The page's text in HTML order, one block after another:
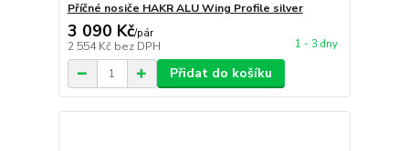
Příčné nosiče HAKR ALU Wing Profile silver
3 090 Kč/pár
2 554 Kč bez DPH 1 - 3 dny
Přidat do košíku